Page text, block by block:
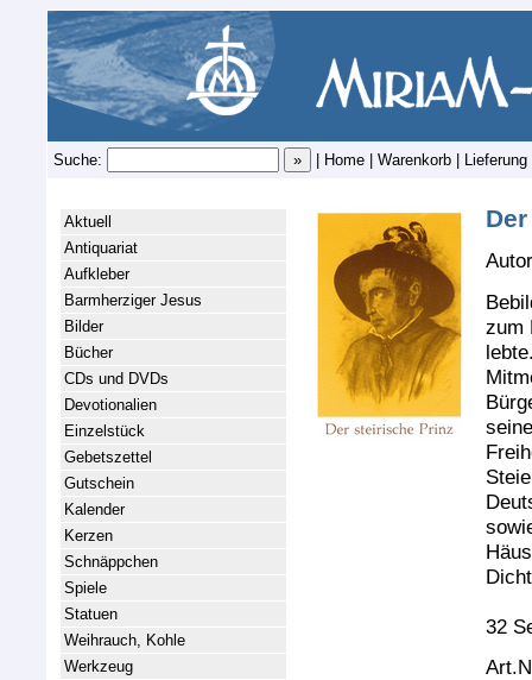
Suche: Home Warenkorb Lieferung
Aktuell
Antiquariat
Aufkleber
Barmherziger Jesus
Bilder
Bücher
CDs und DVDs
Devotionalien
Einzelstück
Gebetszettel
Gutschein
Kalender
Kerzen
Schnäppchen
Spiele
Statuen
Weihrauch, Kohle
Werkzeug
zum
32